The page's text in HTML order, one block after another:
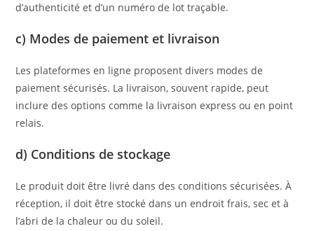
d’authenticité et d’un numéro de lot traçable.
c) Modes de paiement et livraison
Les plateformes en ligne proposent divers modes de
paiement sécurisés. La livraison, souvent rapide, peut
inclure des options comme la livraison express ou en point
relais.
d) Conditions de stockage
Le produit doit être livré dans des conditions sécurisées. À
réception, il doit être stocké dans un endroit frais, sec et à
l’abri de la chaleur ou du soleil.